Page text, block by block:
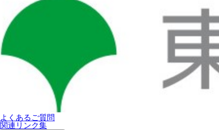
よくあるご質問
関連リンク集